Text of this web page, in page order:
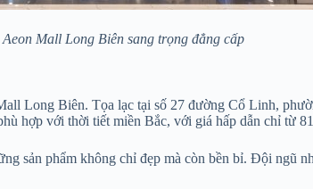
Mall Long Biên sang trọng đẳng cấp
Long Biên. Tọa lạc tại số 27 đường Cổ Linh,
hợp với thời tiết miền Bắc, với giá hấp dẫn chỉ từ
sản phẩm không chỉ đẹp mà còn bền bỉ. Đội ngũ